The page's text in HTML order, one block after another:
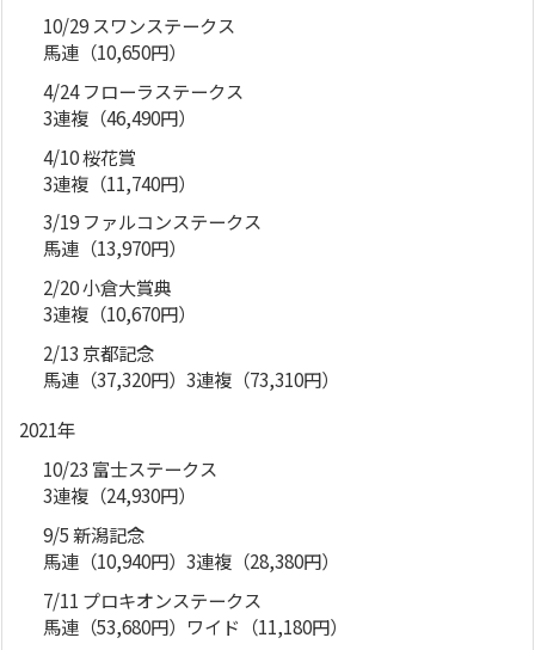
10/29 スワンステークス
馬連（10,650円）
4/24 フローラステークス
3連複（46,490円）
4/10 桜花賞
3連複（11,740円）
3/19 ファルコンステークス
馬連（13,970円）
2/20 小倉大賞典
3連複（10,670円）
2/13 京都記念
馬連（37,320円）3連複（73,310円）
2021年
10/23 富士ステークス
3連複（24,930円）
9/5 新潟記念
馬連（10,940円）3連複（28,380円）
7/11 プロキオンステークス
馬連（53,680円）ワイド（11,180円）